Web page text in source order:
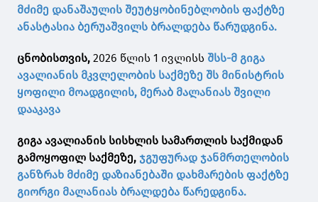
მძიმე დანაშაულის შეუტყობინებლობის ფაქტზე
ანასტასია ბერუაშვილს ბრალდება წარუდგინა.
ცნობისთვის, 2026 წლის 1 ივლისს შსს-მ გიგა
ავალიანის მკვლელობის საქმეზე შს მინისტრის
ყოფილი მოადგილის, მერაბ მალანიას შვილი
დააკავა
გიგა ავალიანის სისხლის სამართლის საქმიდან
გამოყოფილ საქმეზე, ჯგუფურად ჯანმრთელობის
განზრახ მძიმე დაზიანებაში დახმარების ფაქტზე
გიორგი მალანიას ბრალდება წარედგინა.